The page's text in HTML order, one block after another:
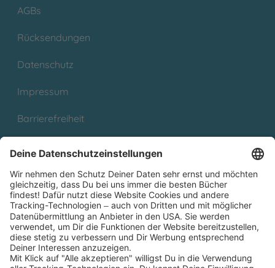
AGBs
Rücksendungen
Datenschutz
Impressum
Barrierefreiheit
Partnerprogramm (Affiliate)
Folge uns auf